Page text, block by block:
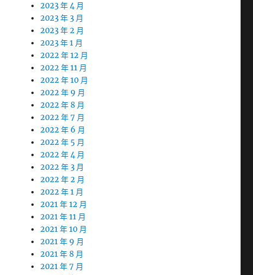
2023 年 4 月
2023 年 3 月
2023 年 2 月
2023 年 1 月
2022 年 12 月
2022 年 11 月
2022 年 10 月
2022 年 9 月
2022 年 8 月
2022 年 7 月
2022 年 6 月
2022 年 5 月
2022 年 4 月
2022 年 3 月
2022 年 2 月
2022 年 1 月
2021 年 12 月
2021 年 11 月
2021 年 10 月
2021 年 9 月
2021 年 8 月
2021 年 7 月